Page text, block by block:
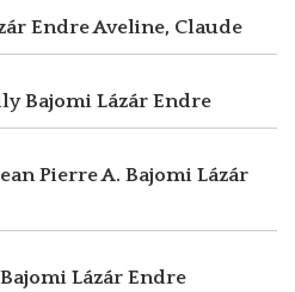
EndreAveline, Claude
Bajomi Lázár Endre
Pierre A. Bajomi Lázár
Bajomi Lázár Endre